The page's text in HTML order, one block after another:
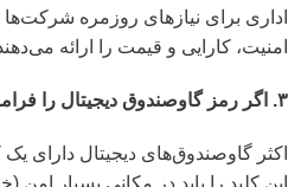
اداری برای نیازهای روزمره
امنیت، کارایی و قیمت را ارائه
۳. اگر رمز گاوصندوق دیجیتال را فراموش کنیم، چه باید کرد؟
اکثر گاوصندوق‌های دیجیتال دارای